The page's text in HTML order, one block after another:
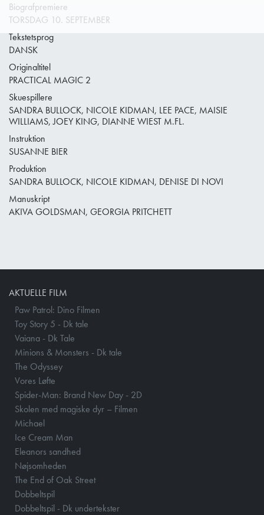
Biografpremiere
TORSDAG 10. SEPTEMBER
Tekstetsprog
DANSK
Originaltitel
PRACTICAL MAGIC 2
Skuespillere
SANDRA BULLOCK, NICOLE KIDMAN, LEE PACE, MAISIE
WILLIAMS, JOEY KING, DIANNE WIEST M.FL.
Instruktion
SUSANNE BIER
Produktion
SANDRA BULLOCK, NICOLE KIDMAN, DENISE DI NOVI
Manuskript
AKIVA GOLDSMAN, GEORGIA PRITCHETT
AKTUELLE FILM
Paw Patrol: Dino Filmen
Toy Story 5 - Dk tale
Vaiana - Dk Tale
Minions & Monsters - Dk tale
The Odyssey
Vores Løfte
Spider-Man: Brand New Day - 2D
Skolen med magiske dyr – Filmen
Michael
Ice Cream Man
Eleanors sandhed
Nøjsomheden
The End of Oak Street
Dobbeltspil
Dobbeltspil - Dk undertekster